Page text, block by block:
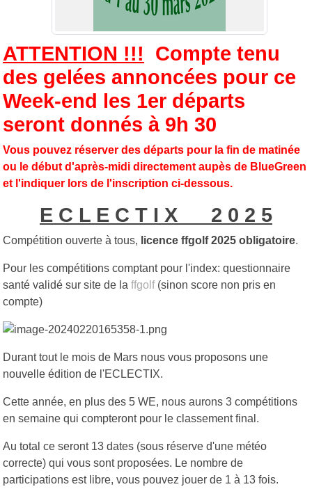
ATTENTION !!! Compte tenu
des gelées annoncées pour ce
Week-end les 1er départs
seront donnés à 9h 30
Vous pouvez réserver des départs pour la fin de matinée
ou le début d'après-midi directement aupès de BlueGreen
et l'indiquer lors de l'inscription ci-dessous.
E C L E C T I X 2 0 2 5
Compétition ouverte à tous, licence ffgolf 2025 obligatoire.
Pour les compétitions comptant pour l'index: questionnaire
santé validé sur site de la ffgolf(sinon score non pris en
compte)
Durant tout le mois de Mars nous vous proposons une
nouvelle édition de l'ECLECTIX.
Cette année, en plus des 5 WE, nous aurons 3 compétitions
en semaine qui compteront pour le classement final.
Au total ce seront 13 dates (sous réserve d'une météo
correcte) qui vous sont proposées. Le nombre de
participations est libre, vous pouvez jouer de 1 à 13 fois.